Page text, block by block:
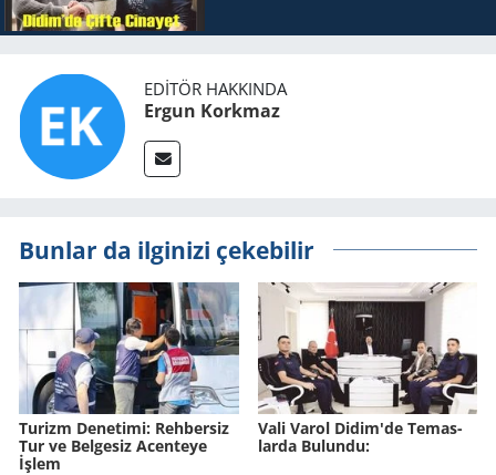
EDITÖR HAKKINDA
Ergun Korkmaz
Bunlar da ilginizi çekebilir
Tu­rizm De­ne­ti­mi: Reh­ber­siz
Tur ve Bel­ge­siz Acen­te­ye
İşlem
Vali Varol Didim'de Te­mas­
lar­da Bu­lun­du: